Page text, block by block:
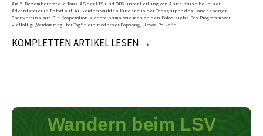
Am 5. Dezember trat die Tanz-AG der LTS und OBS unter Leitung von Anne Kruse bei einer
Adventsfeier in Estorf auf. Außerdem wirkten Kinder aus der Tanzgruppe des Landesberger
Sportvereins mit. Die Kooperation klappte prima, wie man an den Fotos sieht. Das Programm war
vielfältig: „Verdammt guter Tag“ = ein moderner Popsong, „Ievas Polka“ =…
KOMPLETTEN ARTIKEL LESEN →
Wandern beim LSV